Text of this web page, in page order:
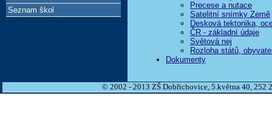
Precese a nutace
Satelitní snímky Země
Desková tektonika,
ČR - základní údaje
Světová nej
Rozloha států,
Dokumenty
Seznam škol
© 2002 - 2013 ZŠ Dobřichovice, 5.května 40,